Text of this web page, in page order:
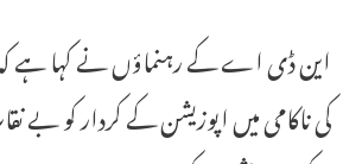
این ڈی اے کے رہنماؤں نے کہا ہے
کی ناکامی میں اپوزیشن کے کردار کو بے